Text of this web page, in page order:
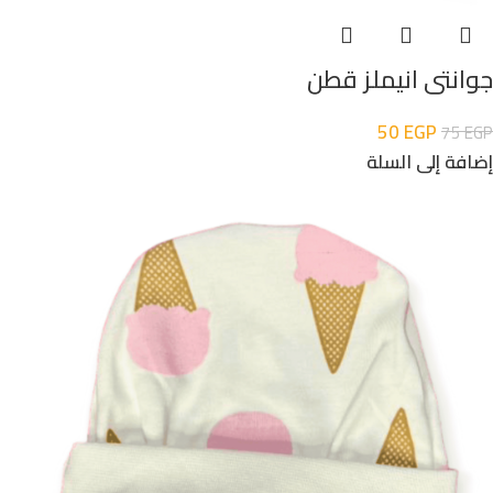
جوانتى انيملز قطن
75EGP
50EGP
إضافة إلى السلة